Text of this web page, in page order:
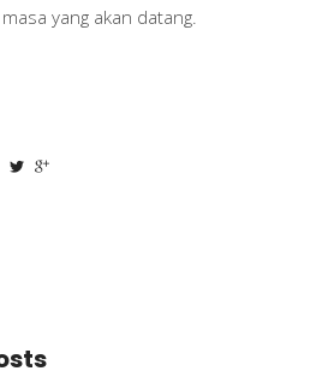
yang akan datang.